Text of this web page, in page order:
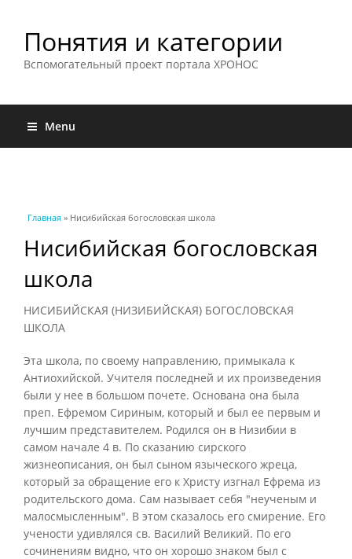
Понятия и категории
Вспомогательный проект портала ХРОНОС
Menu
Вы здесь
Главная » Нисибийская богословская школа
Нисибийская богословская
школа
НИСИБИЙСКАЯ (НИЗИБИЙСКАЯ) БОГОСЛОВСКАЯ
ШКОЛА
Эта школа, по своему направлению, примыкала к
Антиохийской. Учителя последней и их произведения
были у нее в большом почете. Основана она была
преп. Ефремом Сириным, который и был ее первым и
лучшим представителем. Родился он в Низибии в
самом начале 4 в. По сказанию сирского
жизнеописания, он был сыном языческого жреца,
который за обращение его к Христу изгнал Ефрема из
родительского дома. Сам называет себя "неученым и
малосмысленным". В этом сказалось его смирение. Его
учености удивлялся св. Василий Великий. По его
сочинениям видно, что он хорошо знаком был с